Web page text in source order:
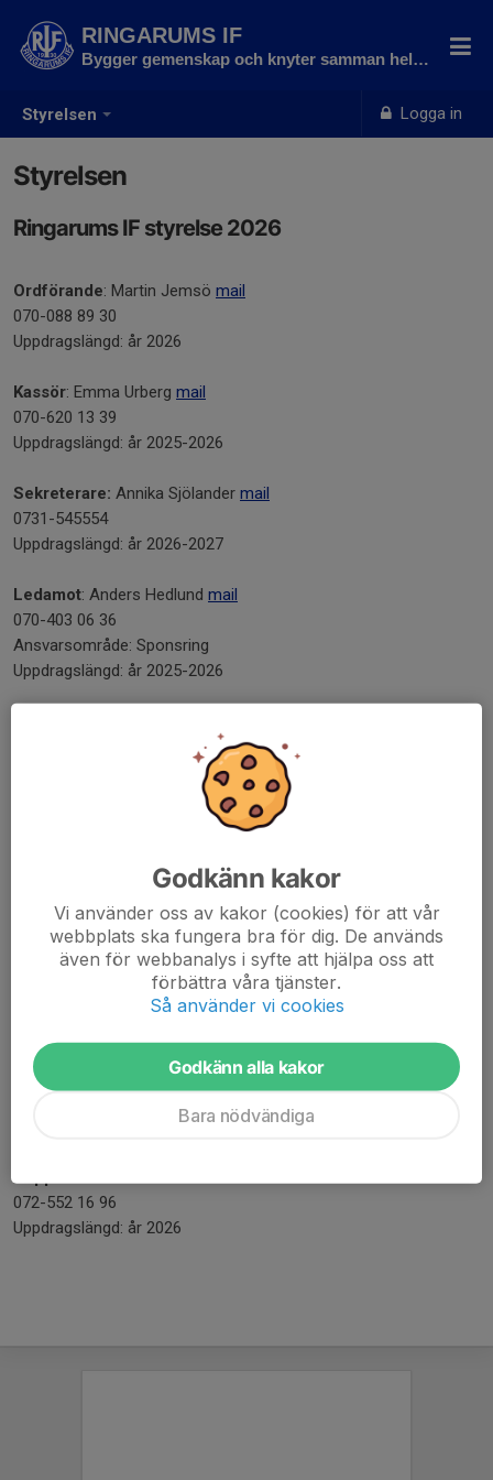
Styrelsen Logga in
RINGARUMS IF
Bygger gemenskap och knyter samman hela byn
Styrelsen
Ringarums IF styrelse 2026
Ordförande: Martin Jemsö mail
070-088 89 30
Uppdragslängd: år 2026
Kassör: Emma Urberg mail
070-620 13 39
Uppdragslängd: år 2025-2026
Sekreterare: Annika Sjölander mail
0731-545554
Uppdragslängd: år 2026-2027
Ledamot: Anders Hedlund mail
070-403 06 36
Ansvarsområde: Sponsring
Uppdragslängd: år 2025-2026
Ansvarsområde: Sponsring
Uppdragslängd: år 2026-2027
Uppdragslängd: år 2025-2026
: Robert Bergströmmail
Suppleant
: Mathias Carlsson
Uppdragslängd: år 2026
072-552 16 96
Uppdragslängd: år 2026
Godkänn kakor
Vi använder oss av kakor (cookies) för att vår
webbplats ska fungera bra för dig. De används
även för webbanalys i syfte att hjälpa oss att
förbättra våra tjänster.
Så använder vi cookies
Godkänn alla kakor
Bara nödvändiga